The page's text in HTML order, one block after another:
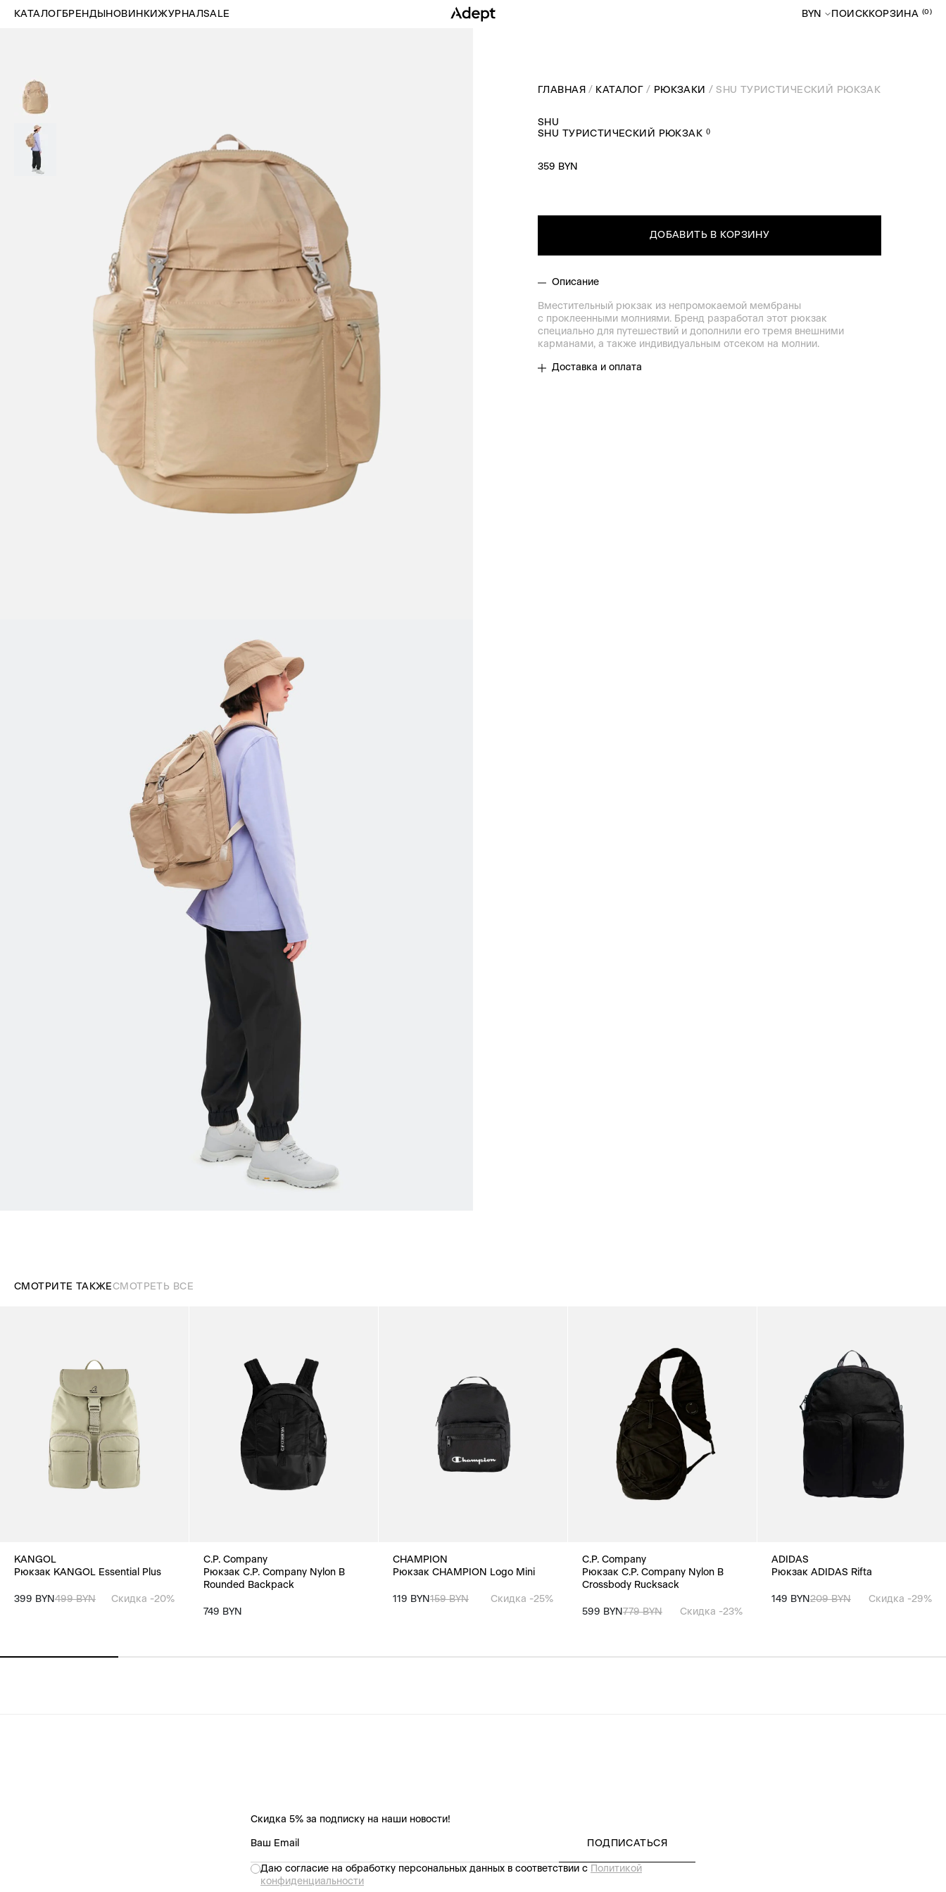
КАТАЛОГ БРЕНДЫ НОВИНКИЖУРНАЛSALE BYN ПОИСККОРЗИНА (0)
ГЛАВНАЯ КАТАЛОГ РЮКЗАКИ SHU ТУРИСТИЧЕСКИЙ РЮКЗАК
SHU
SHU ТУРИСТИЧЕСКИЙ РЮКЗАК ()
359 BYN
ДОБАВИТЬ В КОРЗИНУ
Описание
Вместительный рюкзак из непромокаемой мембраны
с проклеенными молниями. Бренд разработал этот рюкзак
специально для путешествий и дополнили его тремя внешними
карманами, а также индивидуальным отсеком на молнии.
Доставка и оплата
СМОТРИТЕ ТАКЖЕСМОТРЕТЬ ВСЕ
KANGOL
Рюкзак KANGOL Essential Plus
399 BYN 499 BYN Скидка -20%
C.P. Company
Рюкзак C.P. Company Nylon B
Rounded Backpack
749 BYN
CHAMPION
Pюкзак CHAMPION Logo Mini
119 BYN 159 BYN Скидка -25%
C.P. Company
Рюкзак C.P. Company Nylon B
Crossbody Rucksack
599 BYN 779 BYN Скидка -23%
ADIDAS
Рюкзак ADIDAS Rifta
149 BYN 209 BYN Скидка -29%
Скидка 5% за подписку на наши новости!
ПОДПИСАТЬСЯ
Даю согласие на обработку персональных данных в соответствии с Политикой
конфиденциальности